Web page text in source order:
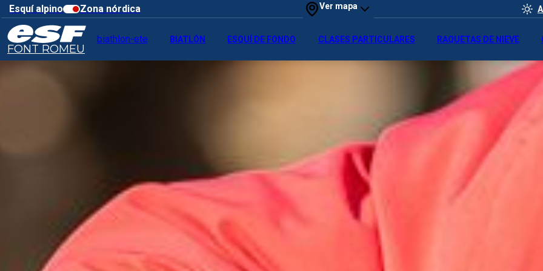
Esquí alpino Zona nórdica Ver mapa
FONT ROMEU
biathlon-ete BIATLÓN ESQUÍ DE FONDO CLASES PARTICULARES RAQUETAS DE NIEVE